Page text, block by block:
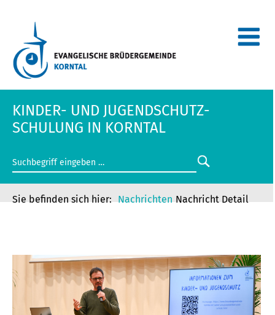
KINDER- UND JUGENDSCHUTZ-
SCHULUNG IN KORNTAL
Nachrichten Nachricht Detail